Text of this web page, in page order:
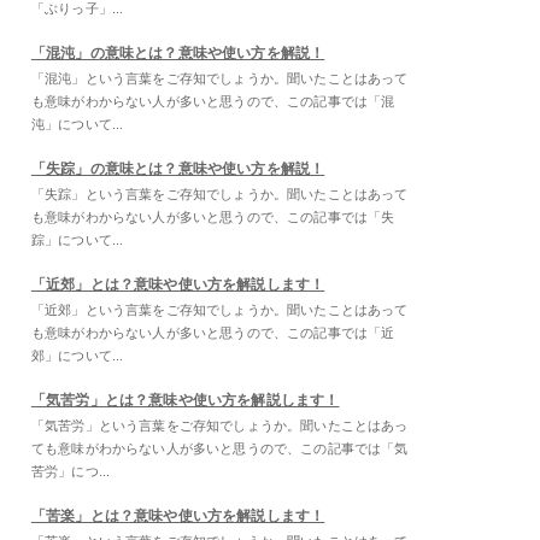
「ぶりっ子」...
「混沌」の意味とは？意味や使い方を解説！
「混沌」という言葉をご存知でしょうか。聞いたことはあって
も意味がわからない人が多いと思うので、この記事では「混
沌」について...
「失踪」の意味とは？意味や使い方を解説！
「失踪」という言葉をご存知でしょうか。聞いたことはあって
も意味がわからない人が多いと思うので、この記事では「失
踪」について...
「近郊」とは？意味や使い方を解説します！
「近郊」という言葉をご存知でしょうか。聞いたことはあって
も意味がわからない人が多いと思うので、この記事では「近
郊」について...
「気苦労」とは？意味や使い方を解説します！
「気苦労」という言葉をご存知でしょうか。聞いたことはあっ
ても意味がわからない人が多いと思うので、この記事では「気
苦労」につ...
「苦楽」とは？意味や使い方を解説します！